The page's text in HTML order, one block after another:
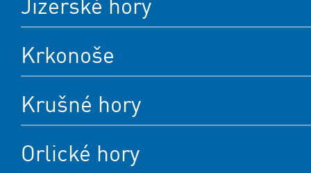
Jizerské hory
Krkonoše
Krušné hory
Orlické hory